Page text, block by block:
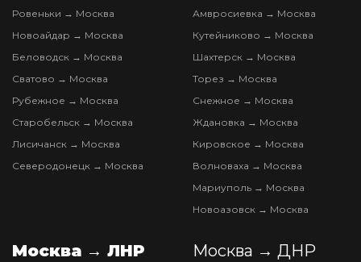
Ровеньки → Москва
Новоайдар → Москва
Беловодск → Москва
Сватово → Москва
Рубежное → Москва
Старобельск → Москва
Лисичанск → Москва
Северодонецк → Москва
Амвросиевка → Москва
Кутейниково → Москва
Шахтерск → Москва
Торез → Москва
Снежное → Москва
Ждановка → Москва
Кировское → Москва
Волноваха → Москва
Мариуполь → Москва
Новоазовск → Москва
Москва → ЛНР Москва → ДНР